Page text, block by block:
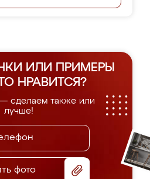
ИЛИ ПРИМЕРЫ
НРАВИТСЯ?
сделаем также или
лучше!
фото